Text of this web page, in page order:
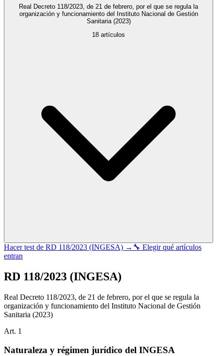
Real Decreto 118/2023, de 21 de febrero, por el que se regula la
organización y funcionamiento del Instituto Nacional de Gestión
Sanitaria (2023)
18 artículos
Hacer test de RD 118/2023 (INGESA) → 🔧 Elegir qué artículos
entran
RD 118/2023 (INGESA)
Real Decreto 118/2023, de 21 de febrero, por el que se regula la
organización y funcionamiento del Instituto Nacional de Gestión
Sanitaria (2023)
Art. 1
Naturaleza y régimen jurídico del INGESA